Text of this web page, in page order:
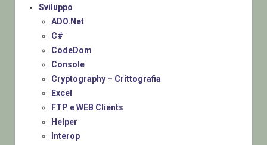
Sviluppo
ADO.Net
C#
CodeDom
Console
Cryptography – Crittografia
Excel
FTP e WEB Clients
Helper
Interop